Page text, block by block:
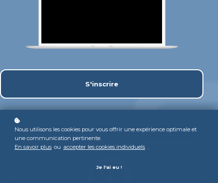
S'inscrire
Nous utilisons les cookies pour vous offrir une expérience optimale et
une communication pertinente.
En savoir plus ou accepter les cookies individuels .
Je l'ai eu !